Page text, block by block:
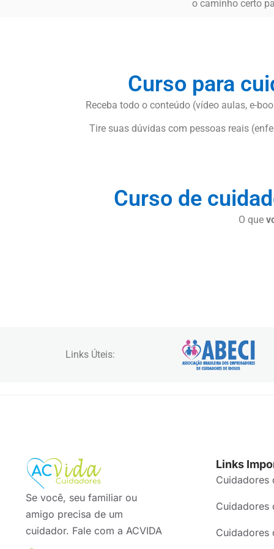
o caminho certo
Curso para
Receba todo o conteúdo (vídeo aulas, e-
Tire suas dúvidas com pessoas reais
Curso de
O que
Links Úteis:
Se você, seu familiar ou
amigo precisa de um
cuidador. Fale com a ACVIDA
Links
Cuidadores
Cuidadores
Cuidadores